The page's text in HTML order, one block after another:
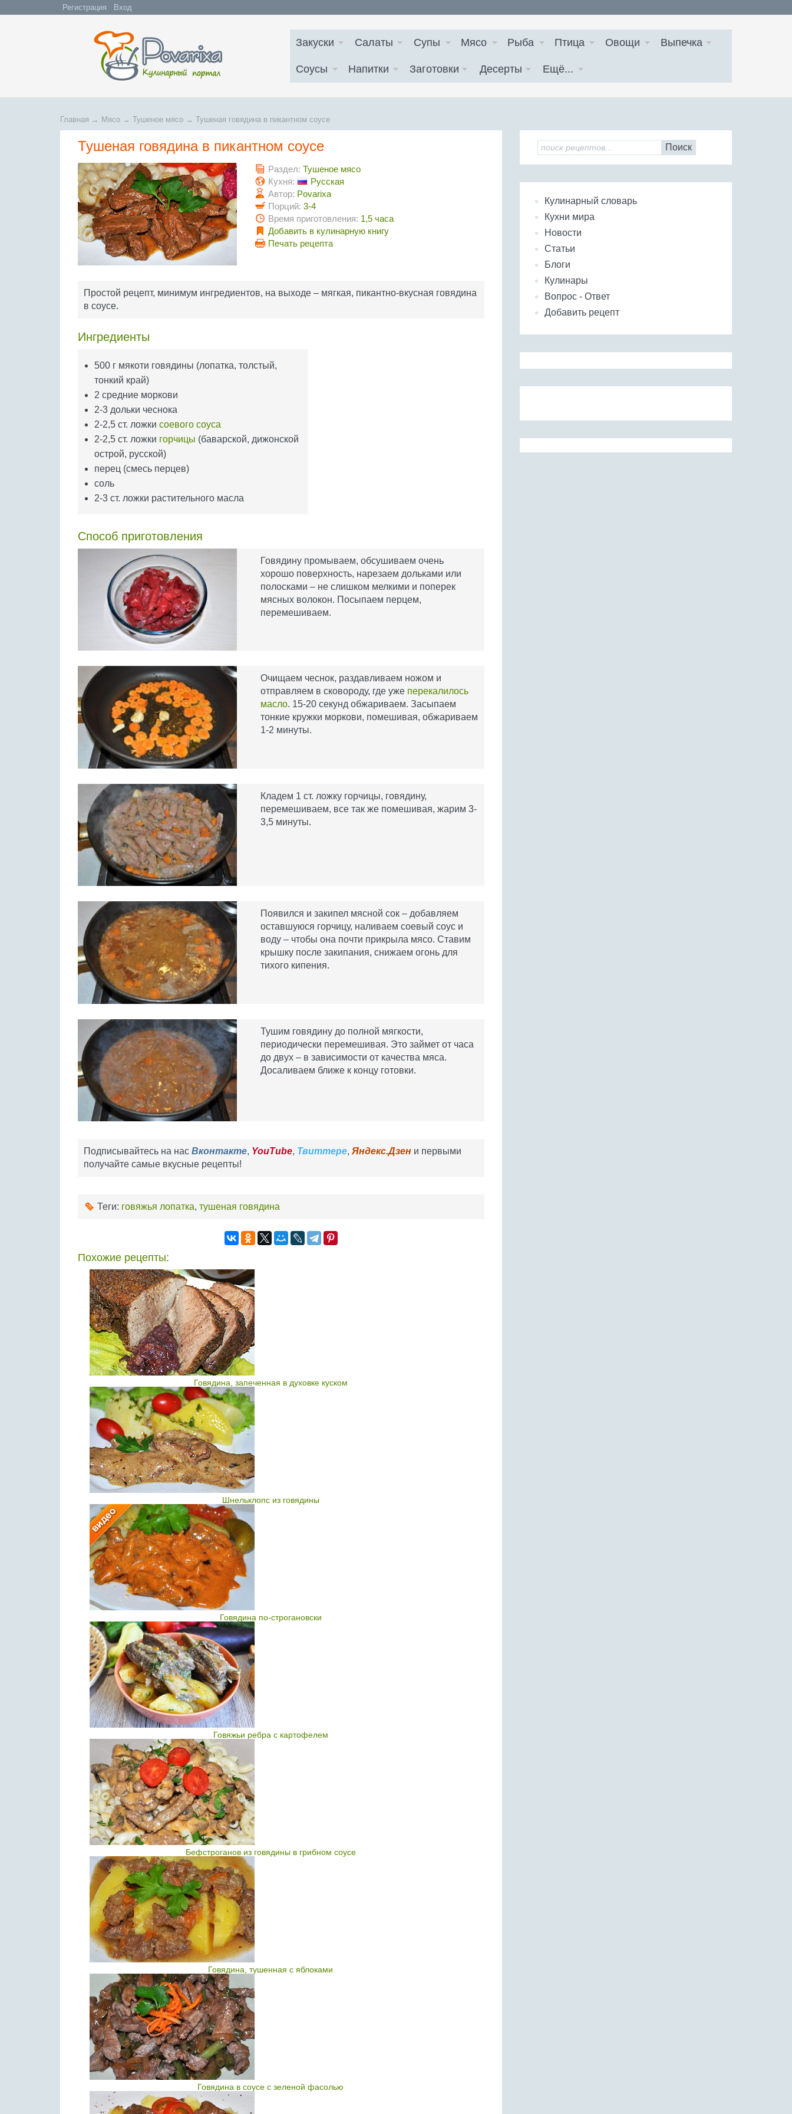
Регистрация Вход
Закуски Салаты Супы Мясо Рыба Птица Овощи Выпечка
Соусы Напитки Заготовки Десерты Ещё...
Главная → Мясо → Тушеное мясо → Тушеная говядина в пикантном соусе
Тушеная говядина в пикантном соусе
Раздел: Тушеное мясо
Кухня:
Русская
Автор: Povarixa
Порций: 3-4
Время приготовления: 1,5 часа
Добавить в кулинарную книгу
Печать рецепта
Простой рецепт, минимум ингредиентов, на выходе – мягкая, пикантно-вкусная говядина
в соусе.
Ингредиенты
500 г мякоти говядины (лопатка, толстый,
тонкий край)
2 средние моркови
2-3 дольки чеснока
2-2,5 ст. ложки соевого соуса
2-2,5 ст. ложки горчицы (баварской, дижонской
острой, русской)
перец (смесь перцев)
соль
2-3 ст. ложки растительного масла
Способ приготовления
Говядину промываем, обсушиваем очень
хорошо поверхность, нарезаем дольками или
полосками – не слишком мелкими и поперек
мясных волокон. Посыпаем перцем,
перемешиваем.
Очищаем чеснок, раздавливаем ножом и
отправляем в сковороду, где уже перекалилось
масло. 15-20 секунд обжариваем. Засыпаем
тонкие кружки моркови, помешивая, обжариваем
1-2 минуты.
Кладем 1 ст. ложку горчицы, говядину,
перемешиваем, все так же помешивая, жарим 3-
3,5 минуты.
Появился и закипел мясной сок – добавляем
оставшуюся горчицу, наливаем соевый соус и
воду – чтобы она почти прикрыла мясо. Ставим
крышку после закипания, снижаем огонь для
тихого кипения.
Тушим говядину до полной мягкости,
периодически перемешивая. Это займет от часа
до двух – в зависимости от качества мяса.
Досаливаем ближе к концу готовки.
Подписывайтесь на нас Вконтакте, YouTube, Твиттере, Яндекс.Дзен и первыми
получайте самые вкусные рецепты!
Теги: говяжья лопатка, тушеная говядина
Похожие рецепты:
Говядина, запеченная в духовке куском
Шнельклопс из говядины
Говядина по-строгановски
Говяжьи ребра с картофелем
Бефстроганов из говядины в грибном соусе
Говядина, тушенная с яблоками
Говядина в соусе с зеленой фасолью
Поиск
Кулинарный словарь
Кухни мира
Новости
Статьи
Блоги
Кулинары
Вопрос - Ответ
Добавить рецепт